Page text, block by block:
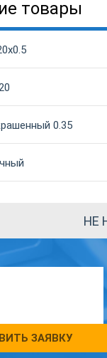
товары
0.35
НЕ
ЗАЯВКУ